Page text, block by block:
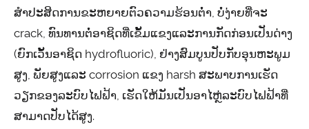
ສໍາປະສິດການຂະຫຍາຍຕົວຄວາມຮ້ອນຕ່ໍາ, ບໍ່ງ່າຍທີ່ຈະ
crack, ທົນທານຕໍ່ອາຊິດທີ່ເຂັ້ມແຂງແລະການກັດກ່ອນເປັນດ່າງ
(ຍົກເວັ້ນອາຊິດ hydrofluoric), ຢ່າງສົມບູນປັບກັບອຸນຫະພູມ
ສູງ, ພັຍສູງແລະ corrosion ແຂງ harsh ສະພາບການເຮັດ
ວຽກຂອງລະບົບໄຟຟ້າ, ເຮັດໃຫ້ມັນເປັນອາໄຫຼ່ລະບົບໄຟຟ້າທີ່
ສາມາດປັບໄດ້ສູງ.